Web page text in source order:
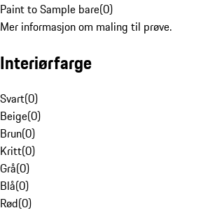
Paint to Sample bare(0)
Mer informasjon om maling til prøve.
Interiørfarge
Svart(0)
Beige(0)
Brun(0)
Kritt(0)
Grå(0)
Blå(0)
Rød(0)